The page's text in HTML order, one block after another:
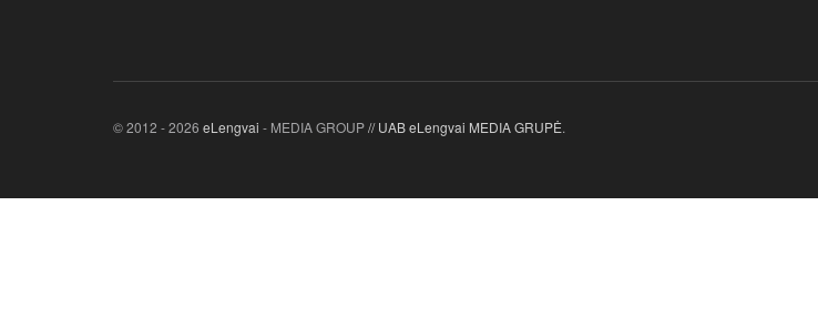
© 2012 - 2026 eLengvai - MEDIA GROUP// UAB eLengvai MEDIA GRUPĖ.